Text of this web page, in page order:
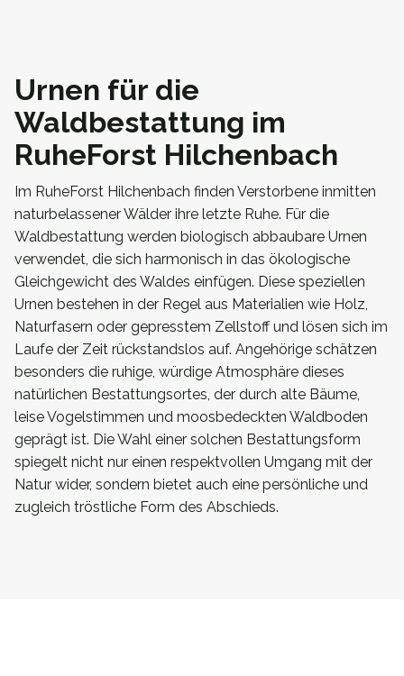
Urnen für die
Waldbestattung im
RuheForst Hilchenbach
Im RuheForst Hilchenbach finden Verstorbene inmitten
naturbelassener Wälder ihre letzte Ruhe. Für die
Waldbestattung werden biologisch abbaubare Urnen
verwendet, die sich harmonisch in das ökologische
Gleichgewicht des Waldes einfügen. Diese speziellen
Urnen bestehen in der Regel aus Materialien wie Holz,
Naturfasern oder gepresstem Zellstoff und lösen sich im
Laufe der Zeit rückstandslos auf. Angehörige schätzen
besonders die ruhige, würdige Atmosphäre dieses
natürlichen Bestattungsortes, der durch alte Bäume,
leise Vogelstimmen und moosbedeckten Waldboden
geprägt ist. Die Wahl einer solchen Bestattungsform
spiegelt nicht nur einen respektvollen Umgang mit der
Natur wider, sondern bietet auch eine persönliche und
zugleich tröstliche Form des Abschieds.